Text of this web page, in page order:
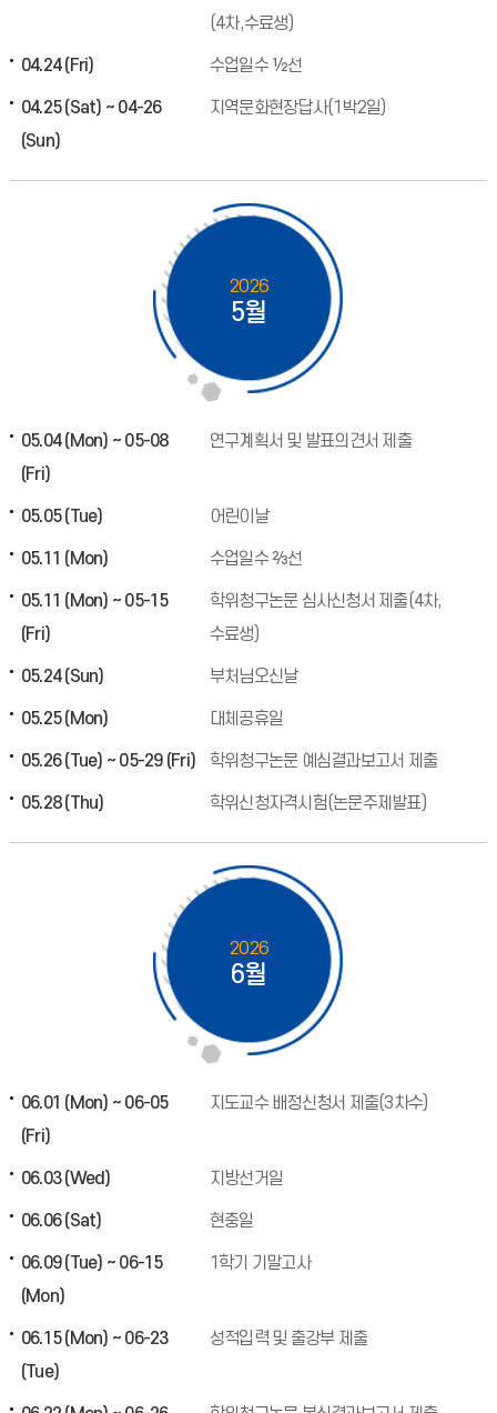
(4차,수료생)
04.24 (Fri) 수업일수 ½선
04.25 (Sat) ~ 04-26
(Sun)
지역문화현장답사(1박2일)
2026
5월
05.04 (Mon) ~ 05-08
(Fri)
연구계획서 및 발표의견서 제출
05.05 (Tue) 어린이날
05.11 (Mon) 수업일수 ⅔선
05.11 (Mon) ~ 05-15
(Fri)
학위청구논문 심사신청서 제출(4차,
수료생)
05.24 (Sun) 부처님오신날
05.25 (Mon) 대체공휴일
05.26 (Tue) ~ 05-29 (Fri) 학위청구논문 예심결과보고서 제출
05.28 (Thu) 학위신청자격시험(논문주제발표)
2026
6월
06.01 (Mon) ~ 06-05
(Fri)
지도교수 배정신청서 제출(3차수)
06.03 (Wed) 지방선거일
06.06 (Sat) 현충일
06.09 (Tue) ~ 06-15
(Mon)
1학기 기말고사
06.15 (Mon) ~ 06-23
(Tue)
성적입력 및 출강부 제출